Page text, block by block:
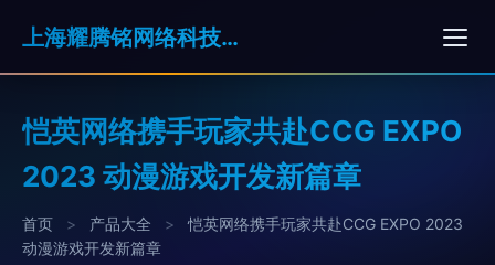
上海耀腾铭网络科技有限公司
恺英网络携手玩家共赴CCG EXPO
2023 动漫游戏开发新篇章
首页 > 产品大全 >
恺英网络携手玩家共赴CCG EXPO 2023
动漫游戏开发新篇章